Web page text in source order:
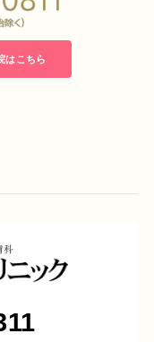
任
任
はこちら